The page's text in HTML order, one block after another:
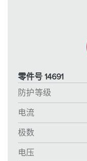
零件号 14691
防护等级
电流
极数
电压